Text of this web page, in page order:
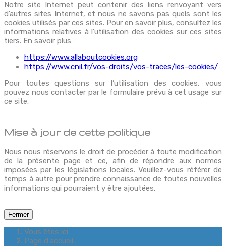
Notre site Internet peut contenir des liens renvoyant vers
d’autres sites Internet, et nous ne savons pas quels sont les
cookies utilisés par ces sites. Pour en savoir plus, consultez les
informations relatives à l’utilisation des cookies sur ces sites
tiers. En savoir plus :
https://www.allaboutcookies.org
https://www.cnil.fr/vos-droits/vos-traces/les-cookies/
Pour toutes questions sur l’utilisation des cookies, vous
pouvez nous contacter par le formulaire prévu à cet usage sur
ce site.
Mise à jour de cette politique
Nous nous réservons le droit de procéder à toute modification
de la présente page et ce, afin de répondre aux normes
imposées par les législations locales. Veuillez-vous référer de
temps à autre pour prendre connaissance de toutes nouvelles
informations qui pourraient y être ajoutées.
Fermer
Vous êtes ici :
Page d'accueil